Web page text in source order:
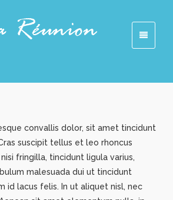
convallis dolor, sit amet tincidunt
suscipit tellus et leo rhoncus
fringilla, tincidunt ligula varius,
malesuada dui ut tincidunt
id lacus felis. In ut aliquet nisl, nec